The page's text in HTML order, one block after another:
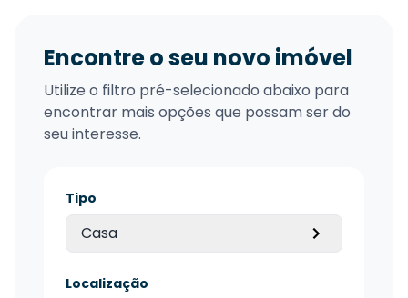
Encontre o seu novo imóvel
Utilize o filtro pré-selecionado abaixo para
encontrar mais opções que possam ser do
seu interesse.
Tipo
Casa
Localização